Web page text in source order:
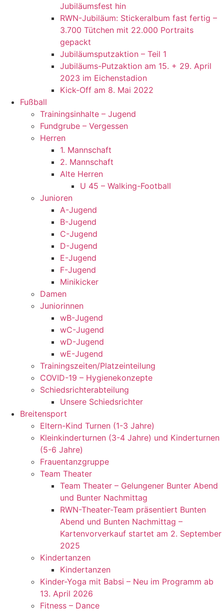
Jubiläumsfest hin
RWN-Jubiläum: Stickeralbum fast fertig –
3.700 Tütchen mit 22.000 Portraits
gepackt
Jubiläumsputzaktion – Teil 1
Jubiläums-Putzaktion am 15. + 29. April
2023 im Eichenstadion
Kick-Off am 8. Mai 2022
Fußball
Trainingsinhalte – Jugend
Fundgrube – Vergessen
Herren
1. Mannschaft
2. Mannschaft
Alte Herren
U 45 – Walking-Football
Junioren
A-Jugend
B-Jugend
C-Jugend
D-Jugend
E-Jugend
F-Jugend
Minikicker
Damen
Juniorinnen
wB-Jugend
wC-Jugend
wD-Jugend
wE-Jugend
Trainingszeiten/Platzeinteilung
COVID-19 – Hygienekonzepte
Schiedsrichterabteilung
Unsere Schiedsrichter
Breitensport
Eltern-Kind Turnen (1-3 Jahre)
Kleinkinderturnen (3-4 Jahre) und Kinderturnen
(5-6 Jahre)
Frauentanzgruppe
Team Theater
Team Theater – Gelungener Bunter Abend
und Bunter Nachmittag
RWN-Theater-Team präsentiert Bunten
Abend und Bunten Nachmittag –
Kartenvorverkauf startet am 2. September
2025
Kindertanzen
Kindertanzen
Kinder-Yoga mit Babsi – Neu im Programm ab
13. April 2026
Fitness – Dance